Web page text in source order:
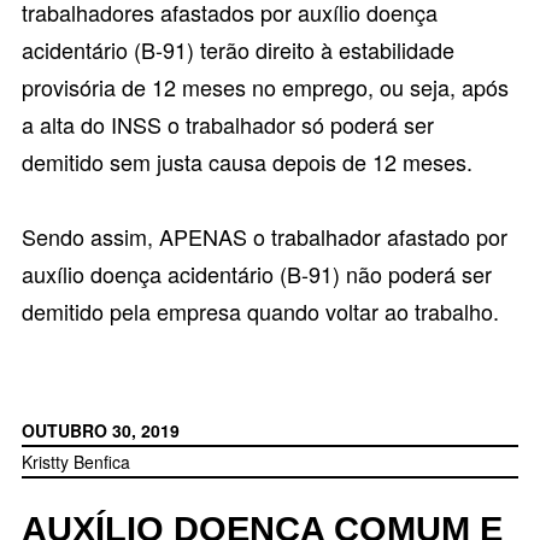
trabalhadores afastados por auxílio doença
acidentário (B-91) terão direito à estabilidade
provisória de 12 meses no emprego, ou seja, após
a alta do INSS o trabalhador só poderá ser
demitido sem justa causa depois de 12 meses.
Sendo assim, APENAS o trabalhador afastado por
auxílio doença acidentário (B-91) não poderá ser
demitido pela empresa quando voltar ao trabalho.
OUTUBRO 30, 2019
Kristty Benfica
AUXÍLIO DOENÇA COMUM E